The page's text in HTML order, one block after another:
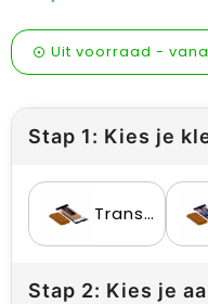
Uit voorraad -
Stap 1: Kies je
Transparant
Stap 2: Kies je